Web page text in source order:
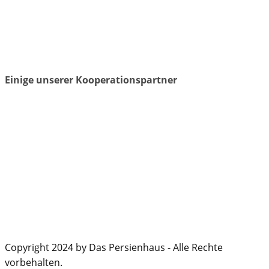
Einige unserer Kooperationspartner
Copyright 2024 by Das Persienhaus - Alle Rechte
vorbehalten.